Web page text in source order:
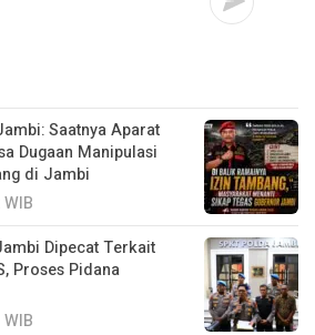
Saatnya Aparat
Dugaan Manipulasi
di Jambi
Dipecat Terkait
Proses Pidana